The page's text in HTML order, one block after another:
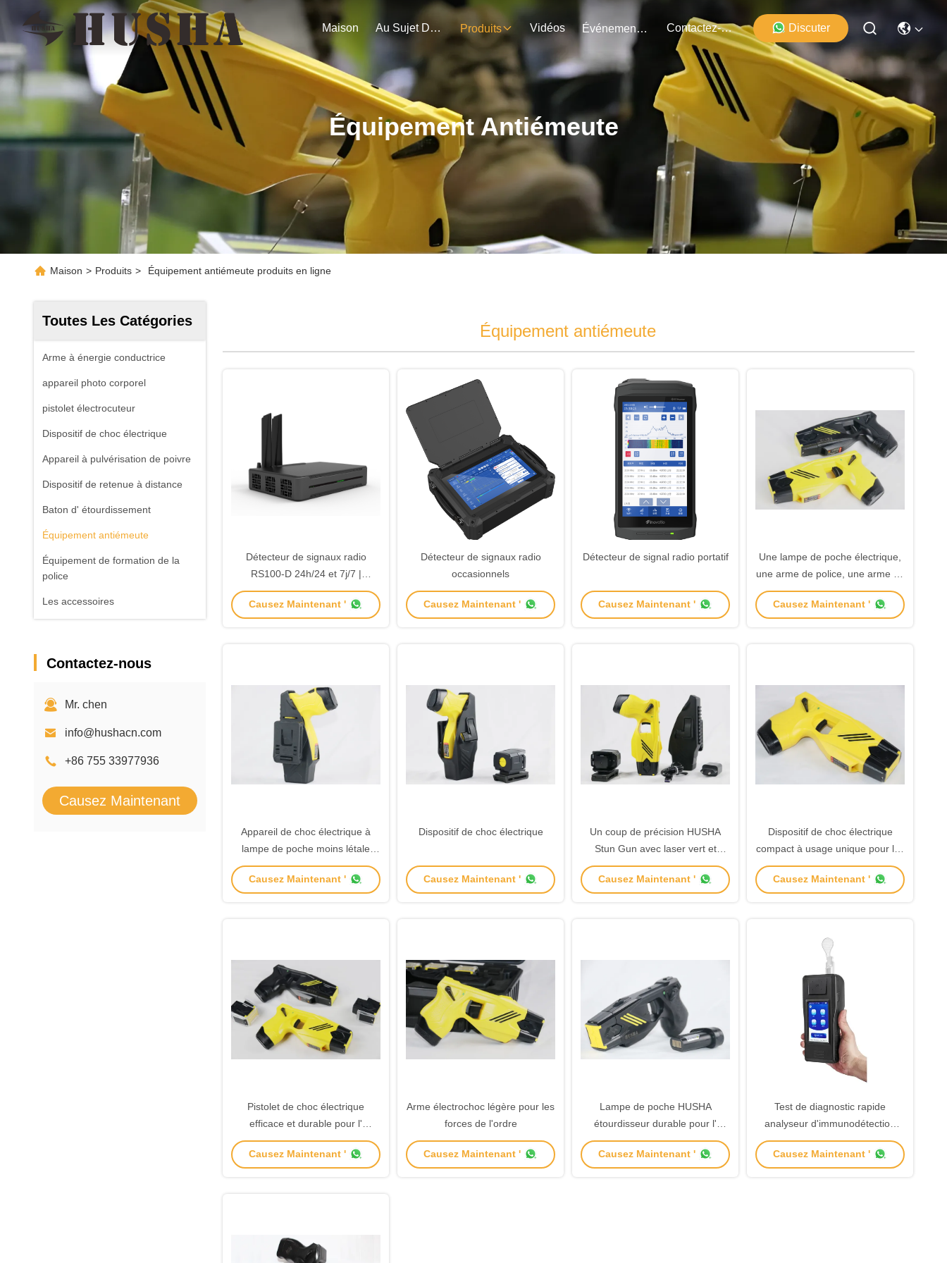
Maison Au Sujet De Nous Produits Vidéos Événements Contactez-Nous Discuter
Équipement Antiémeute
Maison > Produits > Équipement antiémeute produits en ligne
Toutes Les Catégories
Arme à énergie conductrice
appareil photo corporel
pistolet électrocuteur
Dispositif de choc électrique
Appareil à pulvérisation de poivre
Dispositif de retenue à distance
Baton d' étourdissement
Équipement antiémeute
Équipement de formation de la
police
Les accessoires
Contactez-nous
Mr. chen
info@hushacn.com
+86 755 33977936
Causez Maintenant
Équipement antiémeute
Détecteur de signaux radio
RS100-D 24h/24 et 7j/7 |
Système de surveillance et de
contre-surveillance du spectre
Causez Maintenant '
Détecteur de signaux radio
occasionnels
Causez Maintenant '
Détecteur de signal radio portatif
Causez Maintenant '
Une lampe de poche électrique,
une arme de police, une arme de
police pour les forces de l'ordre.
Causez Maintenant '
Appareil de choc électrique à
lampe de poche moins létale
résistant à l'eau Poids léger
Causez Maintenant '
Dispositif de choc électrique
Causez Maintenant '
Un coup de précision HUSHA
Stun Gun avec laser vert et
enregistrement et
téléchargement de données
Causez Maintenant '
Dispositif de choc électrique
compact à usage unique pour les
forces de l'ordre
Causez Maintenant '
Pistolet de choc électrique
efficace et durable pour l'
utilisation de la police résistant à
l' eau
Causez Maintenant '
Arme électrochoc légère pour les
forces de l'ordre
Causez Maintenant '
Lampe de poche HUSHA
étourdisseur durable pour l'
utilisation par la police
Causez Maintenant '
Test de diagnostic rapide
analyseur d'immunodétection
fluorescent portable
Causez Maintenant '